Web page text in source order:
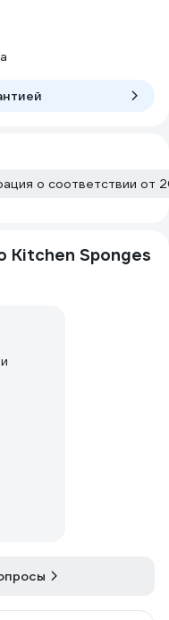
о соответствии от
Kitchen Sponges